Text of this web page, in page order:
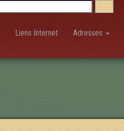
Liens Internet Adresses